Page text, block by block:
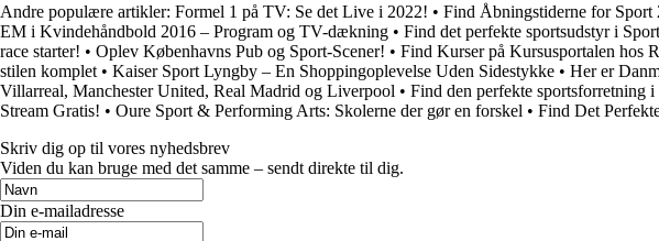
Andre populære artikler: Formel 1 på TV: Se det Live i 2022! • Find Åbningstiderne for Sport
EM i Kvindehåndbold 2016 – Program og TV-dækning • Find det perfekte sportsudstyr i
race starter! • Oplev Københavns Pub og Sport-Scener! • Find Kurser på Kursusportalen hos
stilen komplet • Kaiser Sport Lyngby – En Shoppingoplevelse Uden Sidestykke • Her er
Villarreal, Manchester United, Real Madrid og Liverpool • Find den perfekte sportsforretning
Stream Gratis! • Oure Sport & Performing Arts: Skolerne der gør en forskel • Find Det
Skriv dig op til vores nyhedsbrev
Viden du kan bruge med det samme – sendt direkte til dig.
Din e-mailadresse